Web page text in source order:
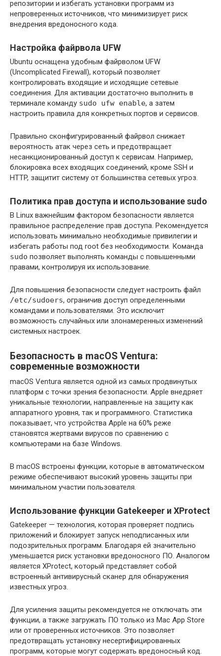
репозитории и избегать установки программ из
непроверенных источников, что минимизирует риск
внедрения вредоносного кода.
Настройка файрвола UFW
Ubuntu оснащена удобным файрволом UFW
(Uncomplicated Firewall), который позволяет
контролировать входящие и исходящие сетевые
соединения. Для активации достаточно выполнить в
терминале команду sudo ufw enable, а затем
настроить правила для конкретных портов и сервисов.
Правильно сконфигурированный файрвол снижает
вероятность атак через сеть и предотвращает
несанкционированный доступ к сервисам. Например,
блокировка всех входящих соединений, кроме SSH и
HTTP, защитит систему от большинства сетевых угроз.
Политика прав доступа и использование sudo
В Linux важнейшим фактором безопасности является
правильное распределение прав доступа. Рекомендуется
использовать минимально необходимые привилегии и
избегать работы под root без необходимости. Команда
sudo позволяет выполнять команды с повышенными
правами, контролируя их использование.
Для повышения безопасности следует настроить файл
/etc/sudoers, ограничив доступ определенными
командами и пользователями. Это исключит
возможность случайных или злонамеренных изменений
системных настроек.
Безопасность в macOS Ventura:
современные возможности
macOS Ventura является одной из самых продвинутых
платформ с точки зрения безопасности. Apple внедряет
уникальные технологии, направленные на защиту как
аппаратного уровня, так и программного. Статистика
показывает, что устройства Apple на 60% реже
становятся жертвами вирусов по сравнению с
компьютерами на базе Windows.
В macOS встроены функции, которые в автоматическом
режиме обеспечивают высокий уровень защиты при
минимальном участии пользователя.
Использование функции Gatekeeper и XProtect
Gatekeeper — технология, которая проверяет подпись
приложений и блокирует запуск неподписанных или
подозрительных программ. Благодаря ей значительно
уменьшается риск установки вредоносного ПО. Аналогом
является XProtect, который представляет собой
встроенный антивирусный сканер для обнаружения
известных угроз.
Для усиления защиты рекомендуется не отключать эти
функции, а также загружать ПО только из Mac App Store
или от проверенных источников. Это позволяет
предотвращать установку несертифицированных
программ, которые могут содержать вредоносный код.